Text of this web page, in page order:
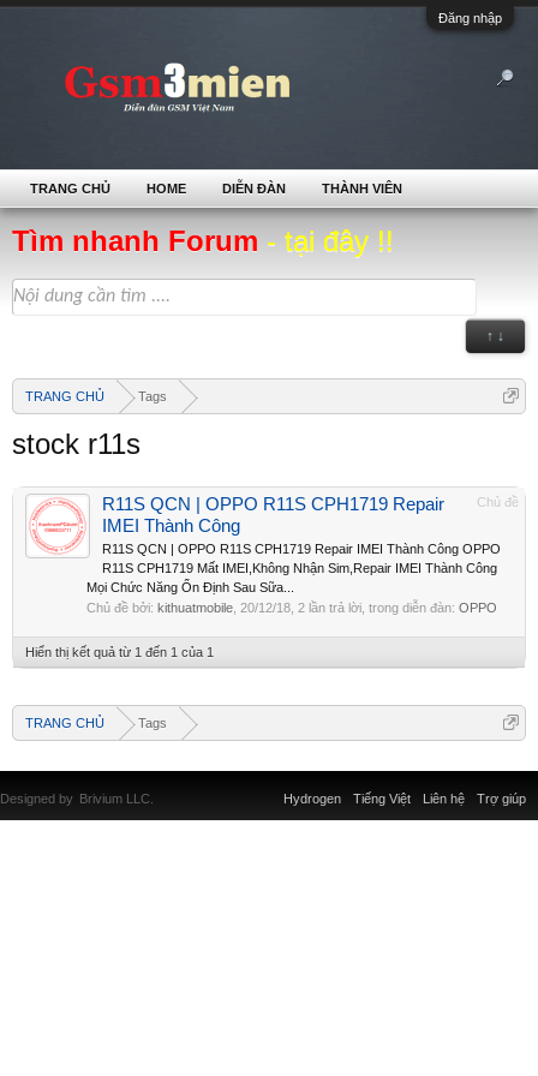
Đăng nhập
Tìm nhanh Forum - tại đây !!
↑ ↓
TRANG CHỦ Tags
stock r11s
Chủ đề
R11S QCN | OPPO R11S CPH1719 Repair
IMEI Thành Công
R11S QCN | OPPO R11S CPH1719 Repair IMEI Thành Công OPPO
R11S CPH1719 Mất IMEI,Không Nhận Sim,Repair IMEI Thành Công
Mọi Chức Năng Ổn Định Sau Sữa...
Chủ đề bởi: kithuatmobile 20/12/18 , 2 lần trả lời, trong diễn đàn: OPPO
Hiển thị kết quả từ 1 đến 1 của 1
TRANG CHỦ Tags
TRANG CHỦ HOME DIỄN ĐÀN THÀNH VIÊN
Liên hệ Trợ giúp
Hydrogen Tiếng Việt
Designed by Brivium LLC.